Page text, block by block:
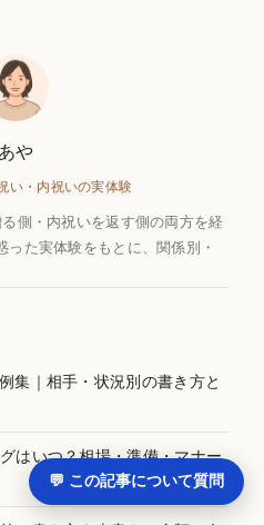
💬 この記事について質問
あや
い・内祝いの実体験
側・内祝いを返す側の両方を経
た実体験をもとに、関係別・
集｜相手・状況別の書き方と
はいつ？相場・準備・マナー